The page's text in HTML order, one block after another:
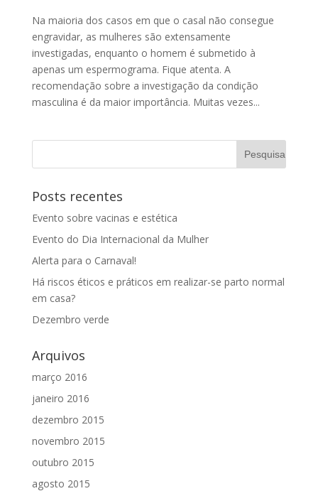
Na maioria dos casos em que o casal não consegue
engravidar, as mulheres são extensamente
investigadas, enquanto o homem é submetido à
apenas um espermograma. Fique atenta. A
recomendação sobre a investigação da condição
masculina é da maior importância. Muitas vezes...
Posts recentes
Evento sobre vacinas e estética
Evento do Dia Internacional da Mulher
Alerta para o Carnaval!
Há riscos éticos e práticos em realizar-se parto normal
em casa?
Dezembro verde
Arquivos
março 2016
janeiro 2016
dezembro 2015
novembro 2015
outubro 2015
agosto 2015